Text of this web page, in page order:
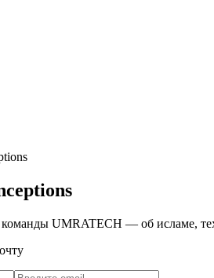
UMRATECH — об исламе,